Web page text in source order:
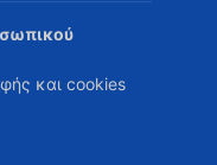
και cookies